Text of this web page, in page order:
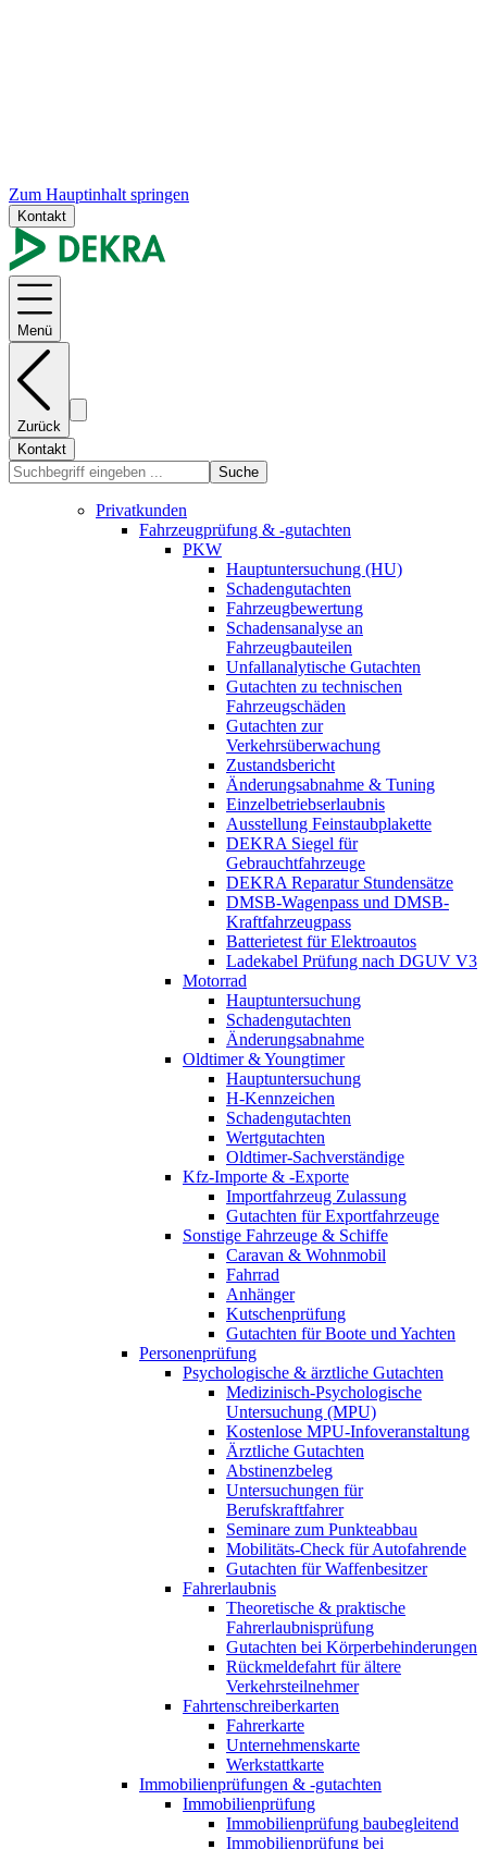
Zum Hauptinhalt springen
Kontakt
Menü
Zurück
Kontakt
Suche
Privatkunden
Fahrzeugprüfung & -gutachten
PKW
Hauptuntersuchung (HU)
Schadengutachten
Fahrzeugbewertung
Schadensanalyse an
Fahrzeugbauteilen
Unfallanalytische Gutachten
Gutachten zu technischen
Fahrzeugschäden
Gutachten zur
Verkehrsüberwachung
Zustandsbericht
Änderungsabnahme & Tuning
Einzelbetriebserlaubnis
Ausstellung Feinstaubplakette
DEKRA Siegel für
Gebrauchtfahrzeuge
DEKRA Reparatur Stundensätze
DMSB-Wagenpass und DMSB-
Kraftfahrzeugpass
Batterietest für Elektroautos
Ladekabel Prüfung nach DGUV V3
Motorrad
Hauptuntersuchung
Schadengutachten
Änderungsabnahme
Oldtimer & Youngtimer
Hauptuntersuchung
H-Kennzeichen
Schadengutachten
Wertgutachten
Oldtimer-Sachverständige
Kfz-Importe & -Exporte
Importfahrzeug Zulassung
Gutachten für Exportfahrzeuge
Sonstige Fahrzeuge & Schiffe
Caravan & Wohnmobil
Fahrrad
Anhänger
Kutschenprüfung
Gutachten für Boote und Yachten
Personenprüfung
Psychologische & ärztliche Gutachten
Medizinisch-Psychologische
Untersuchung (MPU)
Kostenlose MPU-Infoveranstaltung
Ärztliche Gutachten
Abstinenzbeleg
Untersuchungen für
Berufskraftfahrer
Seminare zum Punkteabbau
Mobilitäts-Check für Autofahrende
Gutachten für Waffenbesitzer
Fahrerlaubnis
Theoretische & praktische
Fahrerlaubnisprüfung
Gutachten bei Körperbehinderungen
Rückmeldefahrt für ältere
Verkehrsteilnehmer
Fahrtenschreiberkarten
Fahrerkarte
Unternehmenskarte
Werkstattkarte
Immobilienprüfungen & -gutachten
Immobilienprüfung
Immobilienprüfung baubegleitend
Immobilienprüfung bei